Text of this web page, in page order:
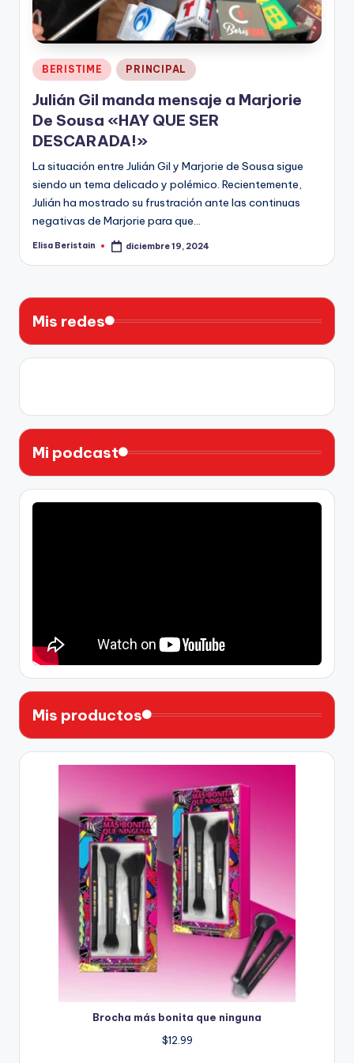
Publicado
en
BERISTIME PRINCIPAL
Julián Gil manda mensaje a Marjorie
De Sousa «HAY QUE SER
DESCARADA!»
La situación entre Julián Gil y Marjorie de Sousa sigue
siendo un tema delicado y polémico. Recientemente,
Julián ha mostrado su frustración ante las continuas
negativas de Marjorie para que…
Publicado
Elisa Beristain diciembre 19, 2024
Mis redes
Mi podcast
Mis productos
Brocha más bonita que ninguna
$12.99